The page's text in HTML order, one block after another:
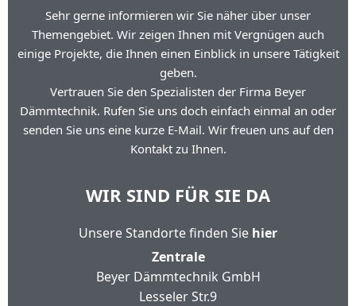
Sehr gerne informieren wir Sie näher über unser
Themengebiet. Wir zeigen Ihnen mit Vergnügen auch
einige Projekte, die Ihnen einen Einblick in unsere Tätigkeit
geben.
Vertrauen Sie den Spezialisten der Firma Beyer
Dämmtechnik. Rufen Sie uns doch einfach einmal an oder
senden Sie uns eine kurze E-Mail. Wir freuen uns auf den
Kontakt zu Ihnen.
WIR SIND FÜR SIE DA
Unsere Standorte finden Sie hier
Zentrale
Beyer Dämmtechnik GmbH
Lesseler Str.9